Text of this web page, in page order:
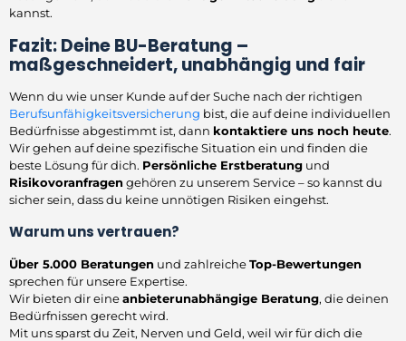
kannst.
Fazit: Deine BU-Beratung –
maßgeschneidert, unabhängig und fair
Wenn du wie unser Kunde auf der Suche nach der richtigen
Berufsunfähigkeitsversicherung bist, die auf deine individuellen
Bedürfnisse abgestimmt ist, dann kontaktiere uns noch heute.
Wir gehen auf deine spezifische Situation ein und finden die
beste Lösung für dich. Persönliche Erstberatung und
Risikovoranfragen gehören zu unserem Service – so kannst du
sicher sein, dass du keine unnötigen Risiken eingehst.
Warum uns vertrauen?
Über 5.000 Beratungen und zahlreicheTop-Bewertungen
sprechen für unsere Expertise.
Wir bieten dir eineanbieterunabhängige Beratung, die deinen
Bedürfnissen gerecht wird.
Mit uns sparst du Zeit, Nerven und Geld, weil wir für dich die